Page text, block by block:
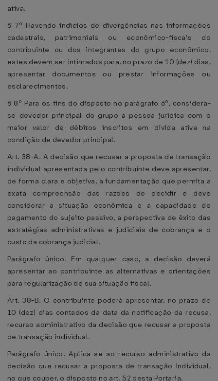
ativa.
§ 7º Havendo indícios de divergências nas informações
cadastrais, patrimoniais ou econômico-fiscais do
contribuinte ou dos integrantes do grupo econômico,
estes devem ser intimados para, no prazo de 10 (dez) dias,
apresentar documentos ou prestar informações ou
esclarecimentos.
§ 8º Para os fins do disposto no parágrafo 6º, considera-
se devedor principal do grupo a pessoa jurídica com o
maior valor de débitos inscritos em dívida ativa na
condição de devedor principal.
Art. 38-A. A decisão que recusar a proposta de transação
individual apresentada pelo contribuinte deve apresentar,
de forma clara e objetiva, a fundamentação que permita a
exata compreensão das razões de decidir e deve
considerar a situação econômica e a capacidade de
pagamento do sujeito passivo, a perspectiva de êxito das
estratégias administrativas e judiciais de cobrança e o
custo da cobrança judicial.
Parágrafo único. Em qualquer caso, a decisão deverá
apresentar ao contribuinte as alternativas e orientações
para regularização de sua situação fiscal.
Art. 38-B. O contribuinte poderá apresentar, no prazo de
10 (dez) dias contados da data da notificação da recusa,
recurso administrativo da decisão que recusar a proposta
de transação individual.
Parágrafo único. Aplica-se ao recurso administrativo da
decisão que recusar a proposta de transação individual,
no que couber, o disposto no art. 52 desta Portaria.